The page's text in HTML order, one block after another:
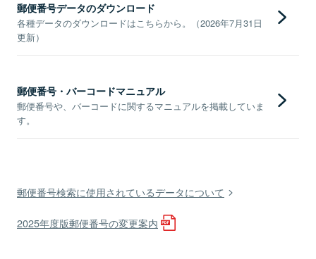
郵便番号データのダウンロード
各種データのダウンロードはこちらから。（2026年7月31日
更新）
郵便番号・バーコードマニュアル
郵便番号や、バーコードに関するマニュアルを掲載していま
す。
郵便番号検索に使用されているデータについて
2025年度版郵便番号の変更案内